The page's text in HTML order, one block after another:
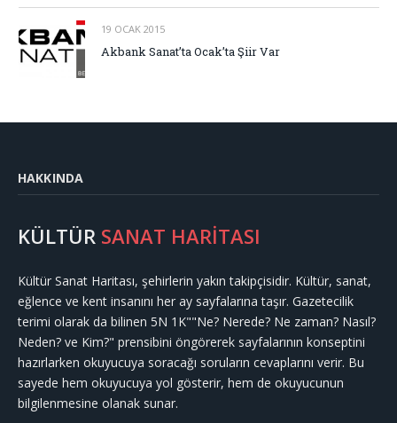
19 OCAK 2015
Akbank Sanat’ta Ocak’ta Şiir Var
HAKKINDA
KÜLTÜR SANAT HARİTASI
Kültür Sanat Haritası, şehirlerin yakın takipçisidir. Kültür, sanat,
eğlence ve kent insanını her ay sayfalarına taşır. Gazetecilik
terimi olarak da bilinen 5N 1K""Ne? Nerede? Ne zaman? Nasıl?
Neden? ve Kim?" prensibini öngörerek sayfalarının konseptini
hazırlarken okuyucuya soracağı soruların cevaplarını verir. Bu
sayede hem okuyucuya yol gösterir, hem de okuyucunun
bilgilenmesine olanak sunar.